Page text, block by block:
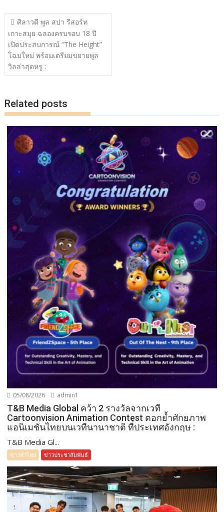
ac
e
b
o
o
w
itt
er
n
e
o
p
y
Li
n
h
แนะแนว
เรื่อง
ศิลาวดี พูล สปา รีสอร์ท
เกาะสมุย ฉลองครบรอบ 18 ปี
เปิดประสบการณ์ “The Height”
โฉมใหม่ พร้อมเตรียมขยายพูล
วิลล่าสุดหรู :
Related posts
05/08/2026 admin1
T&B Media Global คว้า 2 รางวัลจากเวที
Cartoonvision Animation Contest ตอกย้ำศักยภาพ
แอนิเมชันไทยบนเวทีนานาชาติ ที่ประเทศอังกฤษ :
T&B Media Gl...
ข่าวทั่วไทย ข่าวประชาสัมพันธ์